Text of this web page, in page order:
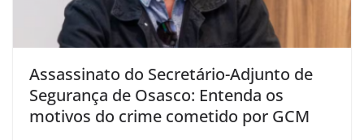
Assassinato do Secretário-Adjunto de
Segurança de Osasco: Entenda os
motivos do crime cometido por GCM